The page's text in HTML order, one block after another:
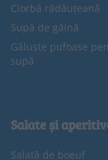
Ciorbă rădăuțeană
Supă de găină
Găluște pufoase
supă
Salate și
Salată de boeuf